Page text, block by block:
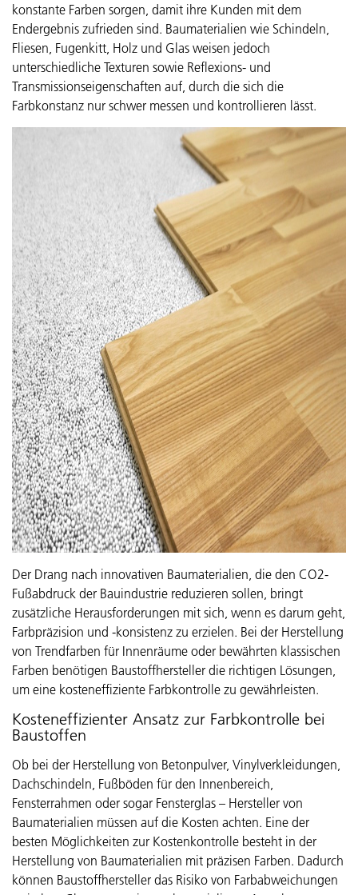
konstante Farben sorgen, damit ihre Kunden mit dem
Endergebnis zufrieden sind. Baumaterialien wie Schindeln,
Fliesen, Fugenkitt, Holz und Glas weisen jedoch
unterschiedliche Texturen sowie Reflexions- und
Transmissionseigenschaften auf, durch die sich die
Farbkonstanz nur schwer messen und kontrollieren lässt.
Der Drang nach innovativen Baumaterialien, die den CO2-
Fußabdruck der Bauindustrie reduzieren sollen, bringt
zusätzliche Herausforderungen mit sich, wenn es darum geht,
Farbpräzision und -konsistenz zu erzielen. Bei der Herstellung
von Trendfarben für Innenräume oder bewährten klassischen
Farben benötigen Baustoffhersteller die richtigen Lösungen,
um eine kosteneffiziente Farbkontrolle zu gewährleisten.
Kosteneffizienter Ansatz zur Farbkontrolle bei
Baustoffen
Ob bei der Herstellung von Betonpulver, Vinylverkleidungen,
Dachschindeln, Fußböden für den Innenbereich,
Fensterrahmen oder sogar Fensterglas – Hersteller von
Baumaterialien müssen auf die Kosten achten. Eine der
besten Möglichkeiten zur Kostenkontrolle besteht in der
Herstellung von Baumaterialien mit präzisen Farben. Dadurch
können Baustoffhersteller das Risiko von Farbabweichungen